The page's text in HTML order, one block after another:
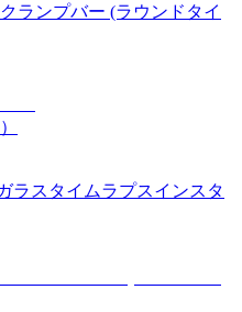
ランプバー (ラウンドタイ
ラス タイムラプスインスタ